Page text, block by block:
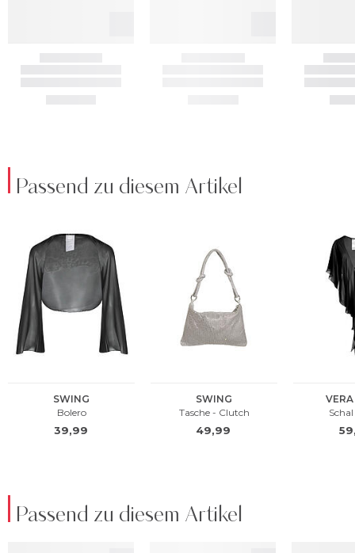
Passend zu diesem Artikel
Passend zu diesem Artikel